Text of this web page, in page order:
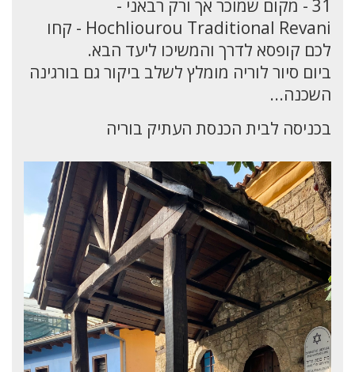
31 - מקום שמוכר אך ורק רבאני -
Hochliourou Traditional Revani - קחו
לכם קופסא לדרך והמשיכו ליעד הבא.
ביום סיור לוריה מומלץ לשלב ביקור גם בורגינה
השכנה...
בכניסה לבית הכנסת העתיק בוריה